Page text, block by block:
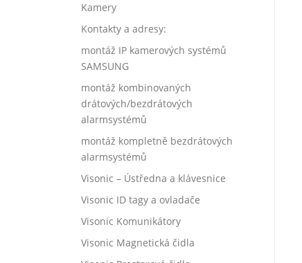
Kamery
Kontakty a adresy:
montáž IP kamerových systémů
SAMSUNG
montáž kombinovaných
drátových/bezdrátových
alarmsystémů
montáž kompletně bezdrátových
alarmsystémů
Visonic – Ústředna a klávesnice
Visonic ID tagy a ovladače
Visonic Komunikátory
Visonic Magnetická čidla